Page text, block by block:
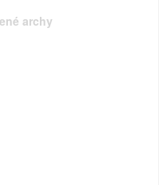
archy